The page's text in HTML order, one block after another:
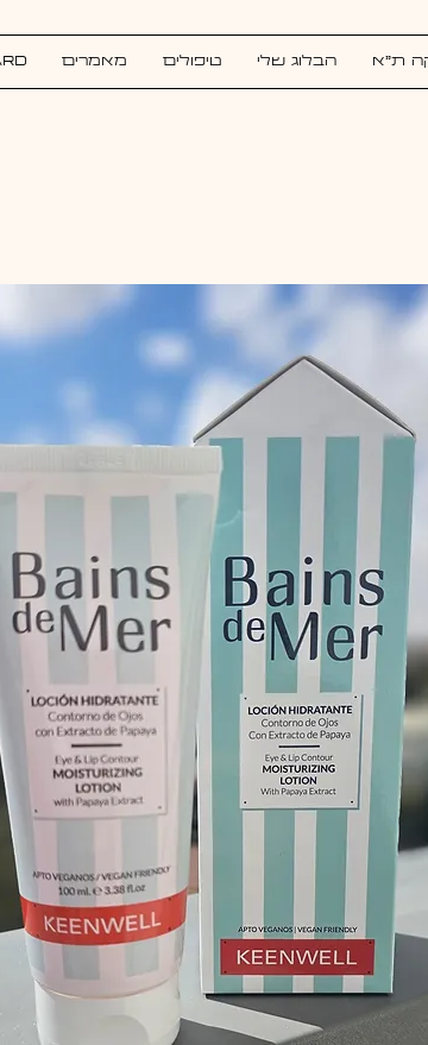
ת"א הבלוג שלי טיפולים מאמרים